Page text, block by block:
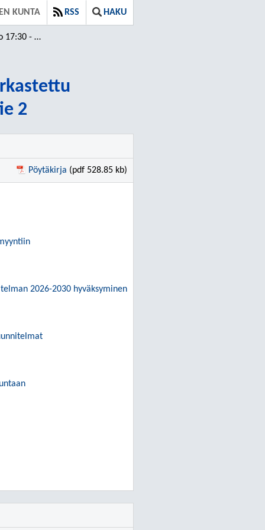
KUNTA RSS HAKU
Tarkastettu
2
Pöytäkirja (pdf 528.85 kb)
2026-2030 hyväksyminen